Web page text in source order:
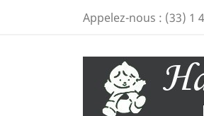
Appelez-nous : (33) 1